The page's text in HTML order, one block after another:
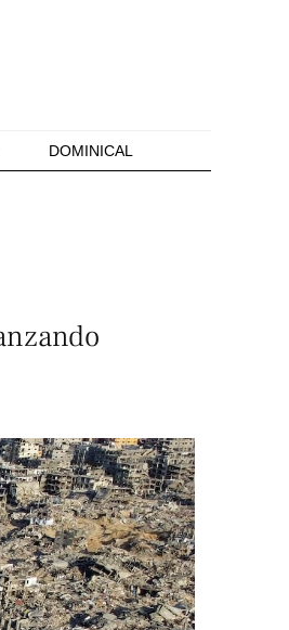
DOMINICAL